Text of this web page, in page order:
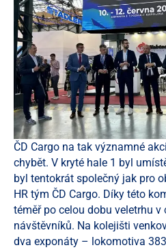
ČD Cargo na tak významné
chybět. V kryté hale 1 byl
byl tentokrát společný jak pro
HR tým ČD Cargo. Díky této
téměř po celou dobu veletrhu
návštěvníků. Na kolejišti
dva exponáty – lokomotiva